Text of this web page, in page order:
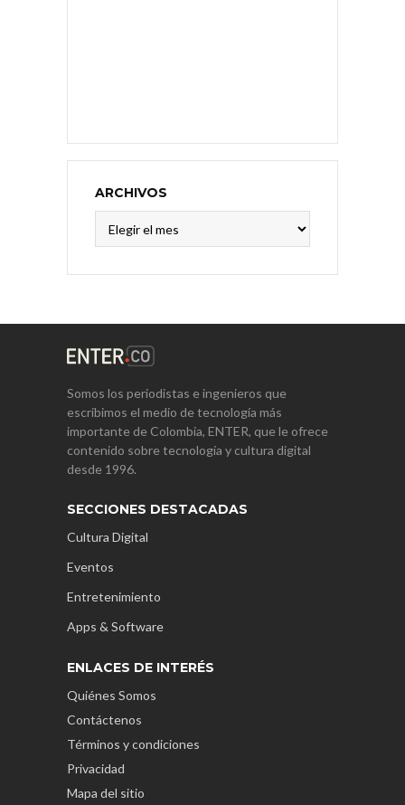
ARCHIVOS
Somos los periodistas e ingenieros que
escribimos el medio de tecnología más
importante de Colombia, ENTER, que le ofrece
contenido sobre tecnología y cultura digital
desde 1996.
SECCIONES DESTACADAS
Cultura Digital
Eventos
Entretenimiento
Apps & Software
ENLACES DE INTERÉS
Quiénes Somos
Contáctenos
Términos y condiciones
Privacidad
Mapa del sitio